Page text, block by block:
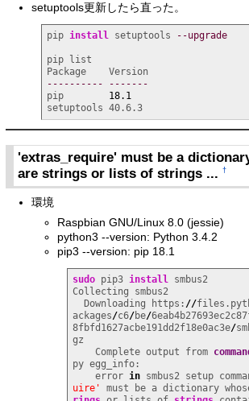
setuptools更新したら直った。
pip install setuptools --upgrade
pip list
Package    Version
----------
-------
pip 18.1
setuptools 40.6.3
'extras_require' must be a
are strings or lists of strings ...†
環境
Raspbian GNU/Linux 8.0 (jessie)
python3 --version: Python 3.4.2
pip3 --version: pip 18.1
sudo pip3 install
smbus2
Collecting smbus2
  Downloading https:
//
ackages/c6/be/
8fbfd1627acbe191dd2f18e0ac3e/
gz
    Complete output from
py egg_info:
    error
in smbus2 setup
uire'
must be a dictionary